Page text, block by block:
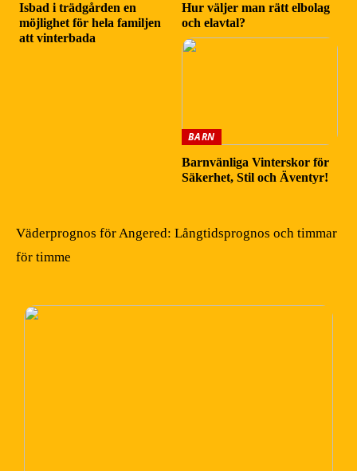
Isbad i trädgården en
möjlighet för hela familjen
att vinterbada
Hur väljer man rätt elbolag
och elavtal?
BARN
Barnvänliga Vinterskor för
Säkerhet, Stil och Äventyr!
Väderprognos för Angered: Långtidsprognos och timmar
för timme